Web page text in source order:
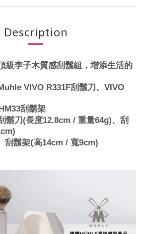
Description
級李子木質感刮鬍組，增添生活的
VIVO R331F刮鬍刀 、 VIVO
刮鬍架
鬍刀(長度12.8cm / 重量64g)、刮
刮鬍架(高14cm / 寬9cm)